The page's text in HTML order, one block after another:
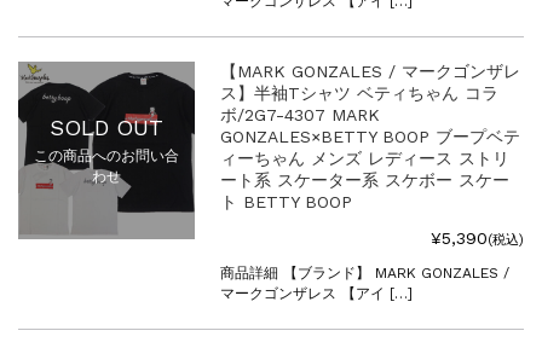
SOLD OUT
この商品へのお問い合
わせ
【MARK GONZALES / マークゴンザレ
ス】半袖Tシャツ ベティちゃん コラ
ボ/2G7-4307 MARK
GONZALES×BETTY BOOP ブープベテ
ィーちゃん メンズ レディース ストリ
ート系 スケーター系 スケボー スケー
ト BETTY BOOP
¥5,390(税込)
商品詳細 【ブランド】 MARK GONZALES /
マークゴンザレス 【アイ […]